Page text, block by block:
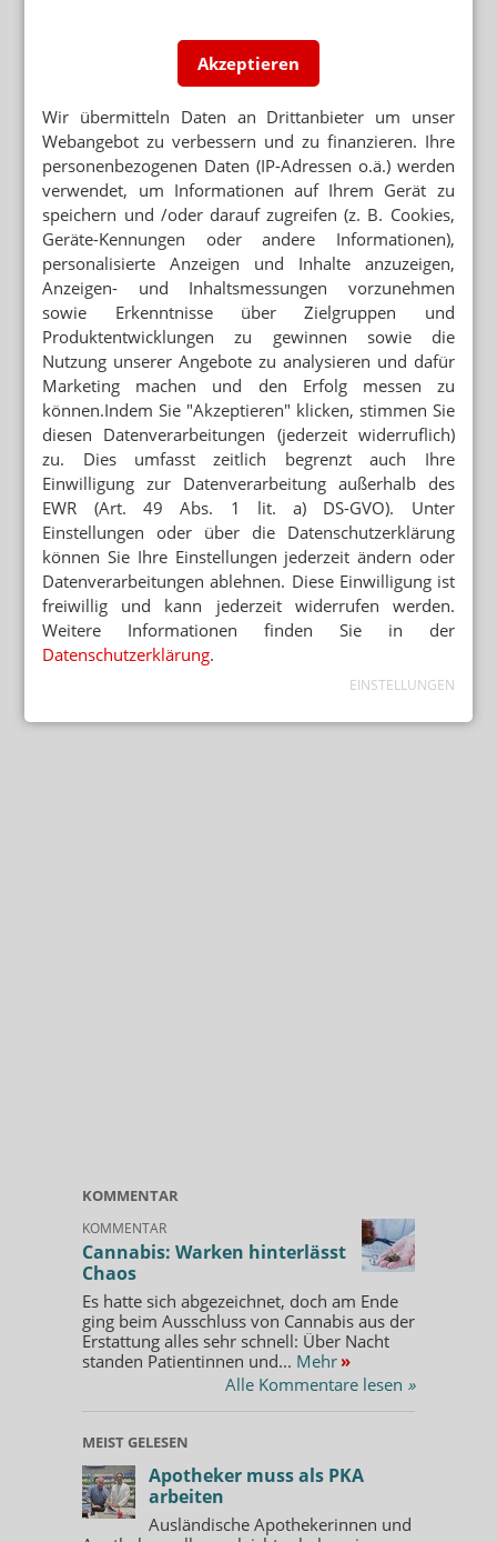
Akzeptieren
Wir übermitteln Daten an Drittanbieter um unser
Webangebot zu verbessern und zu finanzieren. Ihre
personenbezogenen Daten (IP-Adressen o.ä.) werden
verwendet, um Informationen auf Ihrem Gerät zu
speichern und /oder darauf zugreifen (z. B. Cookies,
Geräte-Kennungen oder andere Informationen),
personalisierte Anzeigen und Inhalte anzuzeigen,
Anzeigen- und Inhaltsmessungen vorzunehmen
sowie Erkenntnisse über Zielgruppen und
Produktentwicklungen zu gewinnen sowie die
Nutzung unserer Angebote zu analysieren und dafür
Marketing machen und den Erfolg messen zu
können.Indem Sie "Akzeptieren" klicken, stimmen Sie
diesen Datenverarbeitungen (jederzeit widerruflich)
zu. Dies umfasst zeitlich begrenzt auch Ihre
Einwilligung zur Datenverarbeitung außerhalb des
EWR (Art. 49 Abs. 1 lit. a) DS-GVO). Unter
Einstellungen oder über die Datenschutzerklärung
können Sie Ihre Einstellungen jederzeit ändern oder
Datenverarbeitungen ablehnen. Diese Einwilligung ist
freiwillig und kann jederzeit widerrufen werden.
Weitere Informationen finden Sie in der
Datenschutzerklärung.
EINSTELLUNGEN
KOMMENTAR
KOMMENTAR
Cannabis: Warken hinterlässt
Chaos
Es hatte sich abgezeichnet, doch am Ende
ging beim Ausschluss von Cannabis aus der
Erstattung alles sehr schnell: Über Nacht
standen Patientinnen und... Mehr »
Alle Kommentare lesen »
MEIST GELESEN
Apotheker muss als PKA
arbeiten
Ausländische Apothekerinnen und